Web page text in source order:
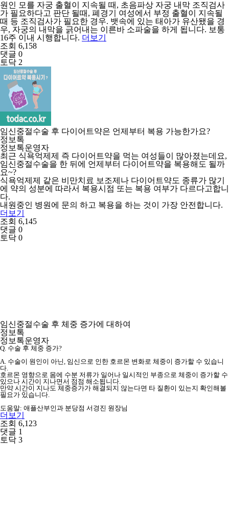
원인 모를 자궁 출혈이 지속될 때, 초음파상 자궁 내막 조직검사
가 필요하다고 판단 될때, 폐경기 여성에서 부정 출혈이 지속될
때 등 조직검사가 필요한 경우. 뱃속에 있는 태아가 유산됐을 경
우, 자궁의 내막을 긁어내는 이른바 소파술을 하게 됩니다. 보통
16주 이내 시행합니다. 더보기
조회 6,158
댓글 0
토닥 2
임신중절수술 후 다이어트약은 언제부터 복용 가능한가요?
정보톡
정보톡운영자
최근 식욕억제제 즉 다이어트약을 먹는 여성들이 많아졌는데요,
임신중절수술을 한 뒤에 언제부터 다이어트약을 복용해도 될까
요~?
식욕억제제 같은 비만치료 보조제나 다이어트약도 종류가 많기
에 약의 성분에 따라서 복용시점 또는 복용 여부가 다르다고합니
다.
내원중인 병원에 문의 하고 복용을 하는 것이 가장 안전합니다.
더보기
조회 6,145
댓글 0
토닥 0
임신중절수술 후 체중 증가에 대하여
정보톡
정보톡운영자
Q. 수술 후 체중 증가?
A. 수술이 원인이 아닌, 임신으로 인한 호르몬 변화로 체중이 증가할 수 있습니
다.
호르몬 영향으로 몸에 수분 저류가 일어나 일시적인 부종으로 체중이 증가할 수
있으나 시간이 지나면서 점점 해소됩니다.
만약 시간이 지나도 체중증가가 해결되지 않는다면 타 질환이 있는지 확인해볼
필요가 있습니다.
도움말: 애플산부인과 분당점 서경진 원장님
더보기
조회 6,123
댓글 1
토닥 3